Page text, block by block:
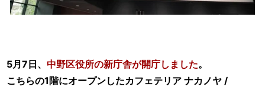
5月7日、中野区役所の新庁舎が開庁しました。
こちらの1階にオープンしたカフェテリア ナカノヤ /